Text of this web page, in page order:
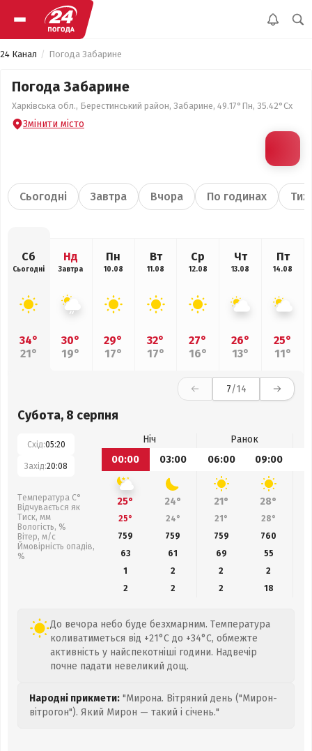
24 Канал Погода Забарине
Погода Забарине
Харківська обл., Берестинський район, Забарине, 49.17°Пн, 35.42°Сх
Змінити місто
Сьогодні Завтра Вчора По годинах
Сб
Сьогодні
34°
21°
Нд
Завтра
30°
19°
Пн
10.08
29°
17°
Вт
11.08
32°
17°
Ср
12.08
27°
16°
Чт
13.08
26°
13°
Пт
14.08
25°
11°
7/14
Субота, 8 серпня
Схід:05:20
Захід:20:08
Температура С°
Відчувається як
Тиск, мм
Вологість, %
Вітер, м/с
Ймовірність опадів,
%
Ніч
Ранок
00:00
03:00 06:00 09:00
25° 24° 21° 28°
25° 24° 21° 28°
759
759 759 760
63
61 69 55
1
2 2
2
2
2 2 18
До вечора небо буде безхмарним. Температура
коливатиметься від +21°C до +34°C, обмежте
активність у найспекотніші години. Надвечір
почне падати невеликий дощ.
Народні прикмети: "Мирона. Вітряний день ("Мирон-
вітрогон"). Який Мирон — такий і січень."